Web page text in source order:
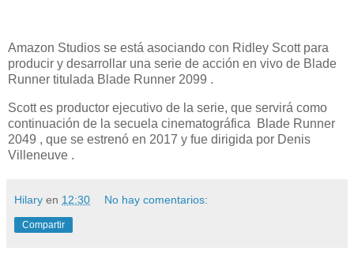
Amazon Studios se está asociando con Ridley Scott para
producir y desarrollar una serie de acción en vivo de Blade
Runner titulada Blade Runner 2099 .
Scott es productor ejecutivo de la serie, que servirá como
continuación de la secuela cinematográfica Blade Runner
2049 , que se estrenó en 2017 y fue dirigida por Denis
Villeneuve .
Hilary en 12:30 No hay comentarios:
Compartir